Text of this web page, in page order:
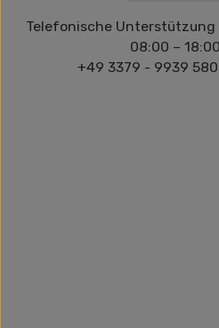
Telefonische Unterstützung
08:00 –
+49 3379 - 9939